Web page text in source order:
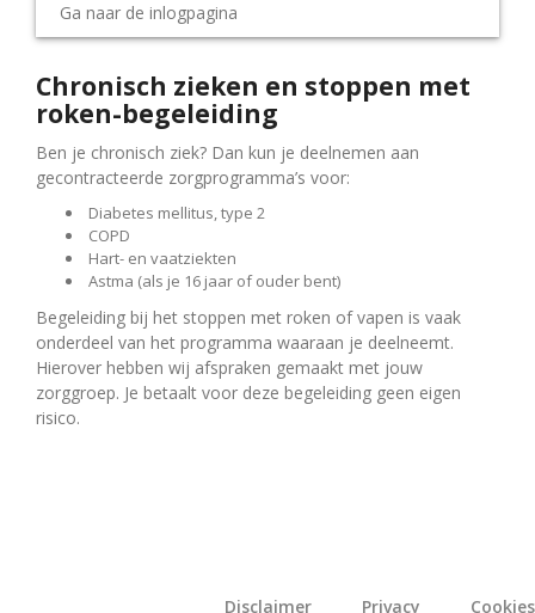
Ga naar de inlogpagina
Chronisch zieken en stoppen met
roken-begeleiding
Ben je chronisch ziek? Dan kun je deelnemen aan
gecontracteerde zorgprogramma’s voor:
Diabetes mellitus, type 2
COPD
Hart- en vaatziekten
Astma (als je 16 jaar of ouder bent)
Begeleiding bij het stoppen met roken of vapen is vaak
onderdeel van het programma waaraan je deelneemt.
Hierover hebben wij afspraken gemaakt met jouw
zorggroep. Je betaalt voor deze begeleiding geen eigen
risico.
Disclaimer Privacy Cookies